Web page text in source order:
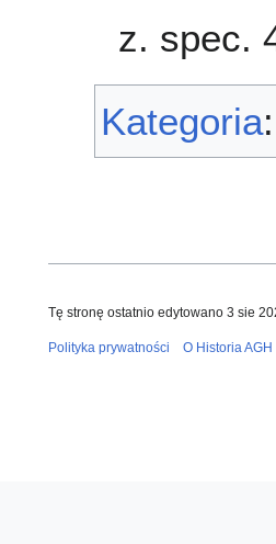
z. spec.
Kategoria:
Tę stronę ostatnio edytowano 3 sie
Polityka prywatności O Historia AGH